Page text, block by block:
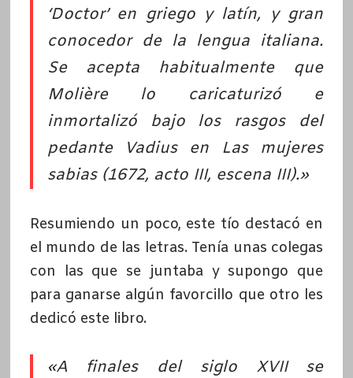
‘Doctor’ en griego y latín, y gran
conocedor de la lengua italiana.
Se acepta habitualmente que
Molière lo caricaturizó e
inmortalizó bajo los rasgos del
pedante Vadius en Las mujeres
sabias (1672, acto III, escena III).»
Resumiendo un poco, este tío destacó en
el mundo de las letras. Tenía unas colegas
con las que se juntaba y supongo que
para ganarse algún favorcillo que otro les
dedicó este libro.
«A finales del siglo XVII se